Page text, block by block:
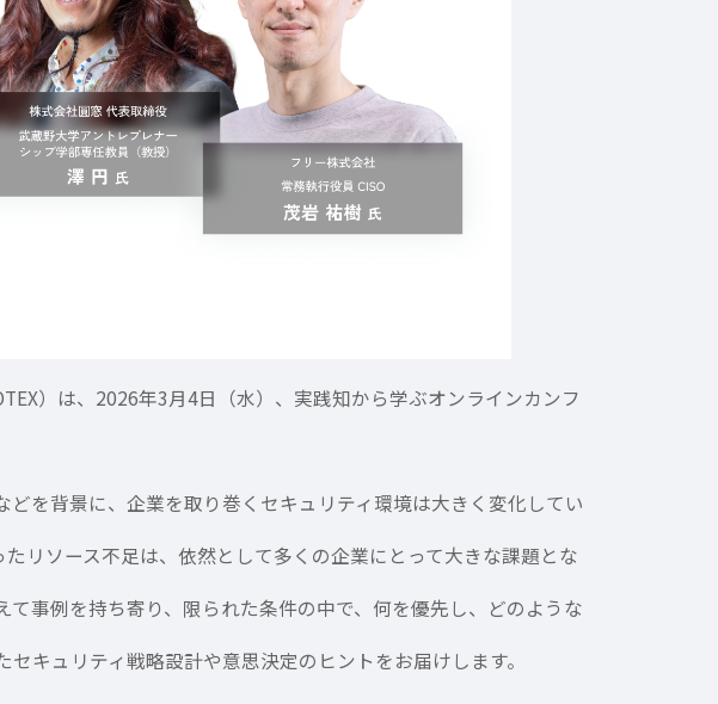
）は、2026年3月4日（水）、実践知から学ぶオンラインカンフ
を背景に、企業を取り巻くセキュリティ環境は大きく変化してい
リソース不足は、依然として多くの企業にとって大きな課題とな
事例を持ち寄り、限られた条件の中で、何を優先し、どのような
キュリティ戦略設計や意思決定のヒントをお届けします。